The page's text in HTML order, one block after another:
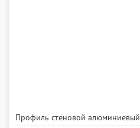
Профиль стеновой алюминиевый